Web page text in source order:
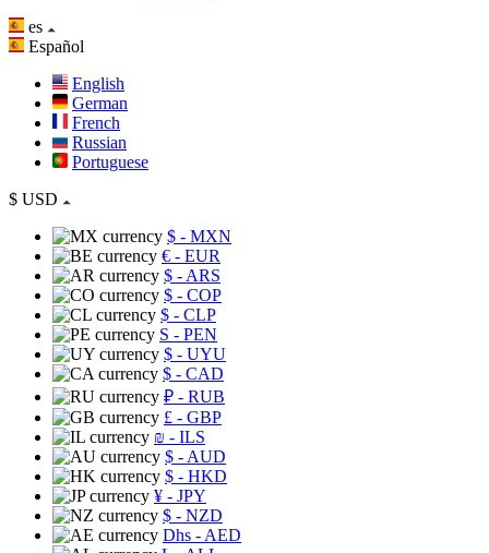
es
Español
English
German
French
Russian
Portuguese
$ USD
$ - MXN
€ - EUR
$ - ARS
$ - COP
$ - CLP
S - PEN
$ - UYU
$ - CAD
₽ - RUB
£ - GBP
₪ - ILS
$ - AUD
$ - HKD
¥ - JPY
$ - NZD
Dhs - AED